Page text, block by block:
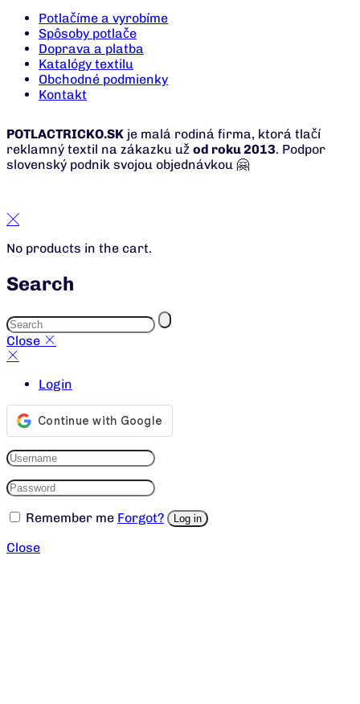
Potlačíme a vyrobíme
Spôsoby potlače
Doprava a platba
Katalógy textilu
Obchodné podmienky
Kontakt
POTLACTRICKO.SK je malá rodiná firma, ktorá tlačí
reklamný textil na zákazku už od roku 2013. Podpor
slovenský podnik svojou objednávkou 🤗
No products in the cart.
Search
Close
Login
Remember me Forgot? Log in
Close